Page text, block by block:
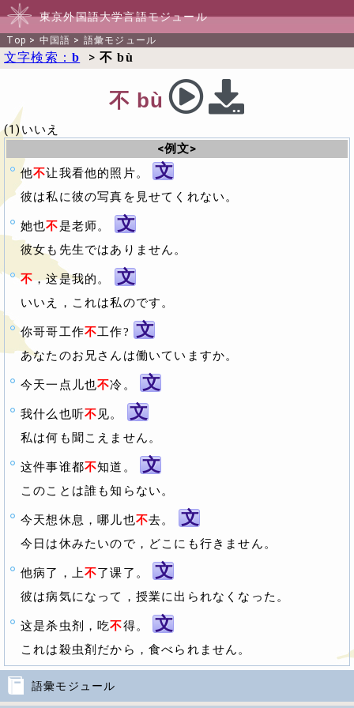
東京外国語大学言語モジュール
Top > 中国語 > 語彙モジュール
語彙モジュール
文字検索： b >不 bù
不 bù
(1)いいえ
<例文>
他不让我看他的照片。 文
彼は私に彼の写真を見せてくれない。
她也不是老师。 文
彼女も先生ではありません。
不，这是我的。 文
いいえ，これは私のです。
你哥哥工作不工作? 文
あなたのお兄さんは働いていますか。
今天一点儿也不冷。 文
我什么也听不 见。 文
私は何も聞こえません。
这件事谁都不知道。 文
このことは誰も知らない。
今天想休息，哪儿也不去。 文
今日は休みたいので，どこにも行きません。
他病了，上不了课了。 文
彼は病気になって，授業に出られなくなった。
这是杀虫剂，吃不得。 文
これは殺虫剤だから，食べられません。